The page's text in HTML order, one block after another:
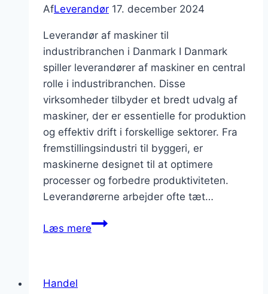
AfLeverandør 17. december 2024
Leverandør af maskiner til
industribranchen i Danmark I Danmark
spiller leverandører af maskiner en central
rolle i industribranchen. Disse
virksomheder tilbyder et bredt udvalg af
maskiner, der er essentielle for produktion
og effektiv drift i forskellige sektorer. Fra
fremstillingsindustri til byggeri, er
maskinerne designet til at optimere
processer og forbedre produktiviteten.
Leverandørerne arbejder ofte tæt…
Læs mereLeverandør
Handel